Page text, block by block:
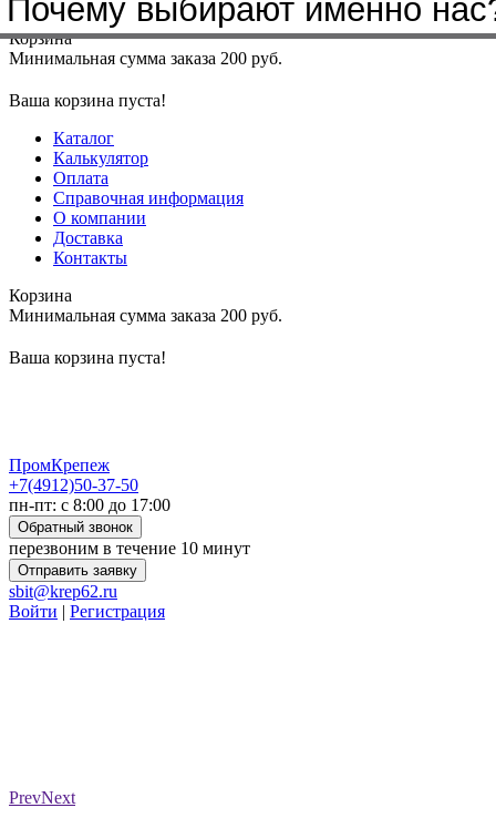
Меню+7(4912)50-37-50sbit@krep62.ru
Корзина
Минимальная сумма заказа 200 руб.
Ваша корзина пуста!
Каталог
Калькулятор
Оплата
Справочная информация
О компании
Доставка
Контакты
Корзина
Минимальная сумма заказа 200 руб.
Ваша корзина пуста!
ПромКрепеж
+7(4912)50-37-50
пн-пт: с 8:00 до 17:00
Обратный звонок
перезвоним в течение 10 минут
Отправить заявку
sbit@krep62.ru
Войти | Регистрация
PrevNext
Почему выбирают именно